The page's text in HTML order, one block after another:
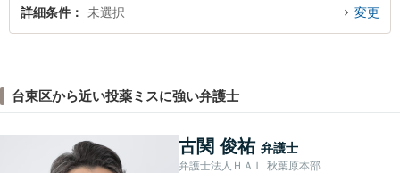
詳細条件 未選択 変更
台東区から近い投薬ミスに強い弁護士
古関 俊祐 弁護士
弁護士法人ＨＡＬ 秋葉原本部